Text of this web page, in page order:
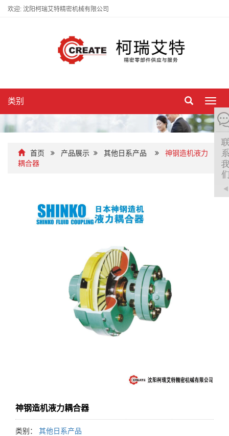
欢迎: 沈阳柯瑞艾特精密机械有限公司
切
换
导
航
类别
首页 产品展示 其他日系产品
神钢造机液力
耦合器
神钢造机液力耦合器
类别： 其他日系产品